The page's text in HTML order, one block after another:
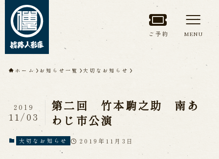
トップページ
淡路人形座について
淡路人形座とは
座員紹介
人間国宝 故鶴澤友路師匠
淡路人形座の成り立ち
淡路人形座で研修した人々
淡路人形浄瑠璃を受け継いで
ご予約 MENU
ホーム お知らせ一覧 大切なお知らせ
第二回 竹本駒之助 南あ
わじ市公演
2019
11/03
大切なお知らせ 2019年11月3日